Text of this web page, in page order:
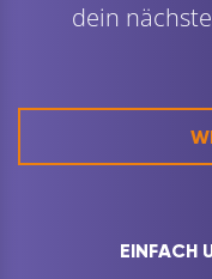
dein
EINFACH